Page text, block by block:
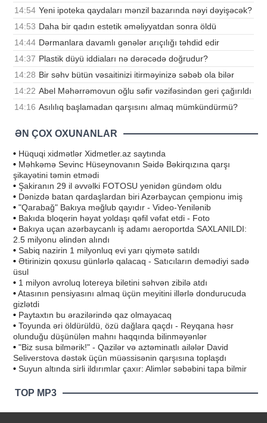
14:54 Yeni ipoteka qaydaları mənzil bazarında nəyi dəyişəcək?
14:53 Daha bir qadın estetik əməliyyatdan sonra öldü
14:44 Dərmanlara davamlı gənələr arıçılığı təhdid edir
14:37 Plastik düyü iddiaları nə dərəcədə doğrudur?
14:28 Bir səhv bütün vəsaitinizi itirməyinizə səbəb ola bilər
14:22 Abel Məhərrəmovun oğlu səfir vəzifəsindən geri çağırıldı
14:16 Asılılıq başlamadan qarşısını almaq mümkündürmü?
ƏN ÇOX OXUNANLAR
• Hüquqi xidmətlər Xidmetler.az saytında
• Məhkəmə Sevinc Hüseynovanın Səidə Bəkirqızına qarşı
şikayətini təmin etmədi
• Şakiranın 29 il əvvəlki FOTOSU yenidən gündəm oldu
• Dənizdə batan qardaşlardan biri Azərbaycan çempionu imiş
• "Qarabağ" Bakıya məğlub qayıdır - Video-Yenilənib
• Bakıda bloqerin həyat yoldaşı qəfil vəfat etdi - Foto
• Bakıya uçan azərbaycanlı iş adamı aeroportda SAXLANILDI:
2.5 milyonu əlindən alındı
• Sabiq nazirin 1 milyonluq evi yarı qiymətə satıldı
• Ətirinizin qoxusu günlərlə qalacaq - Satıcıların demədiyi sadə
üsul
• 1 milyon avroluq lotereya biletini səhvən zibilə atdı
•Atasının pensiyasını almaq üçün meyitini illərlə dondurucuda
gizlətdi
• Paytaxtın bu ərazilərində qaz olmayacaq
• Toyunda əri öldürüldü, özü dağlara qaçdı - Reyqana həsr
olunduğu düşünülən mahnı haqqında bilinməyənlər
• "Biz susa bilmərik!" - Qazilər və aztəminatlı ailələr David
Seliverstova dəstək üçün müəssisənin qarşısına toplaşdı
• Suyun altında sirli ildırımlar çaxır: Alimlər səbəbini tapa bilmir
TOP MP3